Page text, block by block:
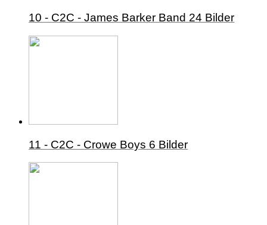
10 - C2C - James Barker Band 24 Bilder
11 - C2C - Crowe Boys 6 Bilder